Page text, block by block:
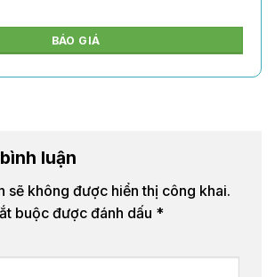
BÁO GIÁ
luận
sẽ không được hiển thị công khai.
buộc được đánh dấu *